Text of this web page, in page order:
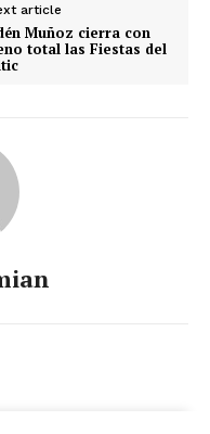
article
Muñoz cierra con
total las Fiestas del